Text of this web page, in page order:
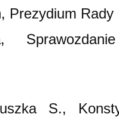
Prezydium
S.,